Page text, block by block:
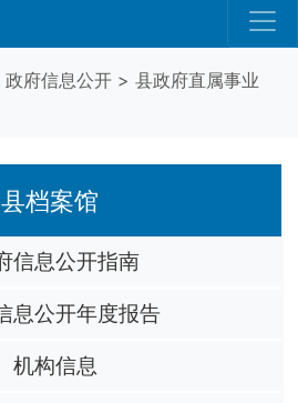
政府信息公开 > 县政府直属事业
县档案馆
信息公开指南
息公开年度报告
机构信息